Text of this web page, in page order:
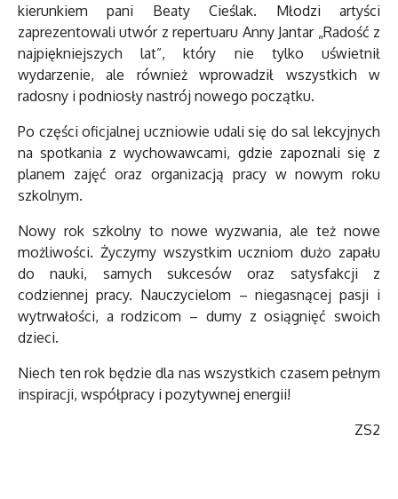
kierunkiem pani Beaty Cieślak. Młodzi artyści
zaprezentowali utwór z repertuaru Anny Jantar „Radość z
najpiękniejszych lat”, który nie tylko uświetnił
wydarzenie, ale również wprowadził wszystkich w
radosny i podniosły nastrój nowego początku.
Po części oficjalnej uczniowie udali się do sal lekcyjnych
na spotkania z wychowawcami, gdzie zapoznali się z
planem zajęć oraz organizacją pracy w nowym roku
szkolnym.
Nowy rok szkolny to nowe wyzwania, ale też nowe
możliwości. Życzymy wszystkim uczniom dużo zapału
do nauki, samych sukcesów oraz satysfakcji z
codziennej pracy. Nauczycielom – niegasnącej pasji i
wytrwałości, a rodzicom – dumy z osiągnięć swoich
dzieci.
Niech ten rok będzie dla nas wszystkich czasem pełnym
inspiracji, współpracy i pozytywnej energii!
ZS2